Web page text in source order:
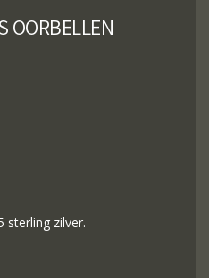
OORBELLEN
sterling zilver.